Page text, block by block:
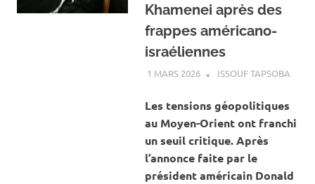
Khamenei après des
frappes américano-
israéliennes
1 MARS 2026 ISSOUF TAPSOBA
Les tensions géopolitiques
au Moyen-Orient ont franchi
un seuil critique. Après
l’annonce faite par le
président américain Donald